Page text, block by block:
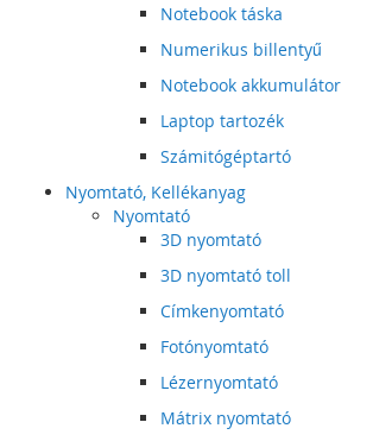
Notebook táska
Numerikus billentyű
Notebook akkumulátor
Laptop tartozék
Számitógéptartó
Nyomtató, Kellékanyag
Nyomtató
3D nyomtató
3D nyomtató toll
Címkenyomtató
Fotónyomtató
Lézernyomtató
Mátrix nyomtató